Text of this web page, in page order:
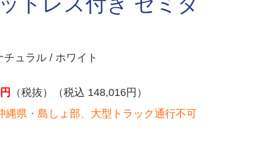
ュラル / ホワイト
円
（税抜）（税込 148,016円）
県・島しょ部、大型トラック通行不可